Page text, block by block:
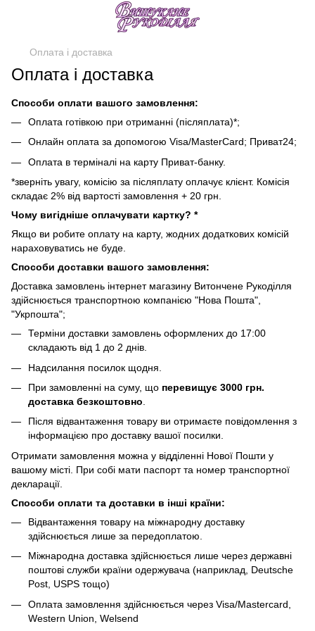
Оплата і доставка
Оплата і доставка
Способи оплати вашого замовлення:
Оплата готівкою при отриманні (післяплата)*;
Онлайн оплата за допомогою Visa/MasterCard; Приват24;
Оплата в терміналі на карту Приват-банку.
*зверніть увагу, комісію за післяплату оплачує клієнт. Комісія
складає 2% від вартості замовлення + 20 грн.
Чому вигідніше оплачувати картку? *
Якщо ви робите оплату на карту, жодних додаткових комісій
нараховуватись не буде.
Способи доставки вашого замовлення:
Доставка замовлень інтернет магазину Витончене Рукоділля
здійснюється транспортною компанією "Нова Пошта",
"Укрпошта";
Терміни доставки замовлень оформлених до 17:00
складають від 1 до 2 днів.
Надсилання посилок щодня.
При замовленні на суму, що перевищує 3000 грн.
доставка безкоштовно
Після відвантаження товару ви отримаєте повідомлення з
інформацією про доставку вашої посилки.
Отримати замовлення можна у відділенні Нової Пошти у
вашому місті. При собі мати паспорт та номер транспортної
декларації.
Способи оплати та доставки в інші країни:
Відвантаження товару на міжнародну доставку
здійснюється лише за передоплатою.
Міжнародна доставка здійснюється лише через державні
поштові служби країни одержувача (наприклад, Deutsche
Post, USPS тощо)
Оплата замовлення здійснюється через Visa/Mastercard,
Western Union, Welsend